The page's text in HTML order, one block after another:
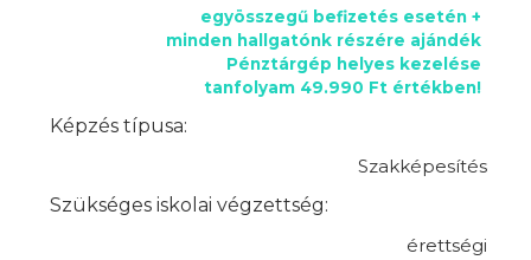
egyösszegű befizetés esetén +
minden hallgatónk részére ajándék
Pénztárgép helyes kezelése
tanfolyam 49.990 Ft értékben!
Képzés típusa:
Szakképesítés
Szükséges iskolai végzettség:
érettségi